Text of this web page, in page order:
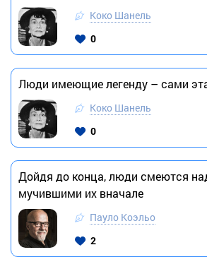
Коко Шанель
0
Люди имеющие легенду – сами
Коко Шанель
0
Дойдя до конца, люди смеются
мучившими их вначале
Пауло Коэльо
2